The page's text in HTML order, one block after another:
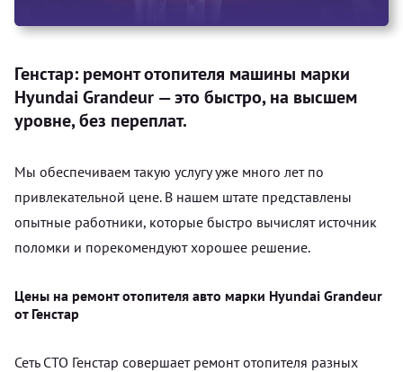
Генстар: ремонт отопителя машины марки
Hyundai Grandeur — это быстро, на высшем
уровне, без переплат.
Мы обеспечиваем такую услугу уже много лет по
привлекательной цене. В нашем штате представлены
опытные работники, которые быстро вычислят источник
поломки и порекомендуют хорошее решение.
Цены на ремонт отопителя авто марки Hyundai Grandeur
от Генстар
Сеть СТО Генстар совершает ремонт отопителя разных